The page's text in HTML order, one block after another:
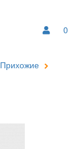
0
Прихожие